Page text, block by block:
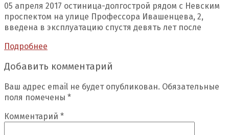
05 апреля 2017 остиница-долгострой рядом с Невским
проспектом на улице Профессора Ивашенцева, 2,
введена в эксплуатацию спустя девять лет после
Подробнее
Добавить комментарий
Ваш адрес email не будет опубликован. Обязательные
поля помечены *
Комментарий *